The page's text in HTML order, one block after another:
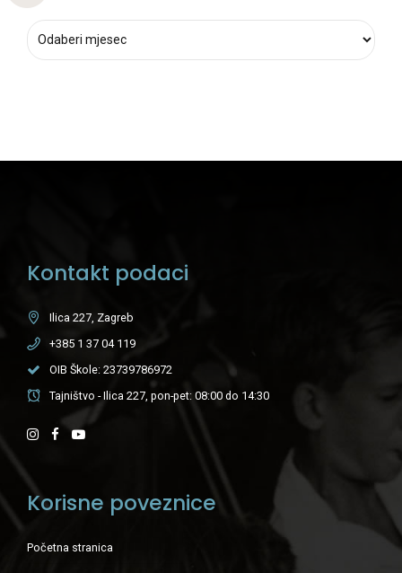
Kontakt podaci
Ilica 227, Zagreb
+385 1 37 04 119
OIB Škole: 23739786972
Tajništvo - Ilica 227, pon-pet: 08:00 do 14:30
Korisne poveznice
Početna stranica